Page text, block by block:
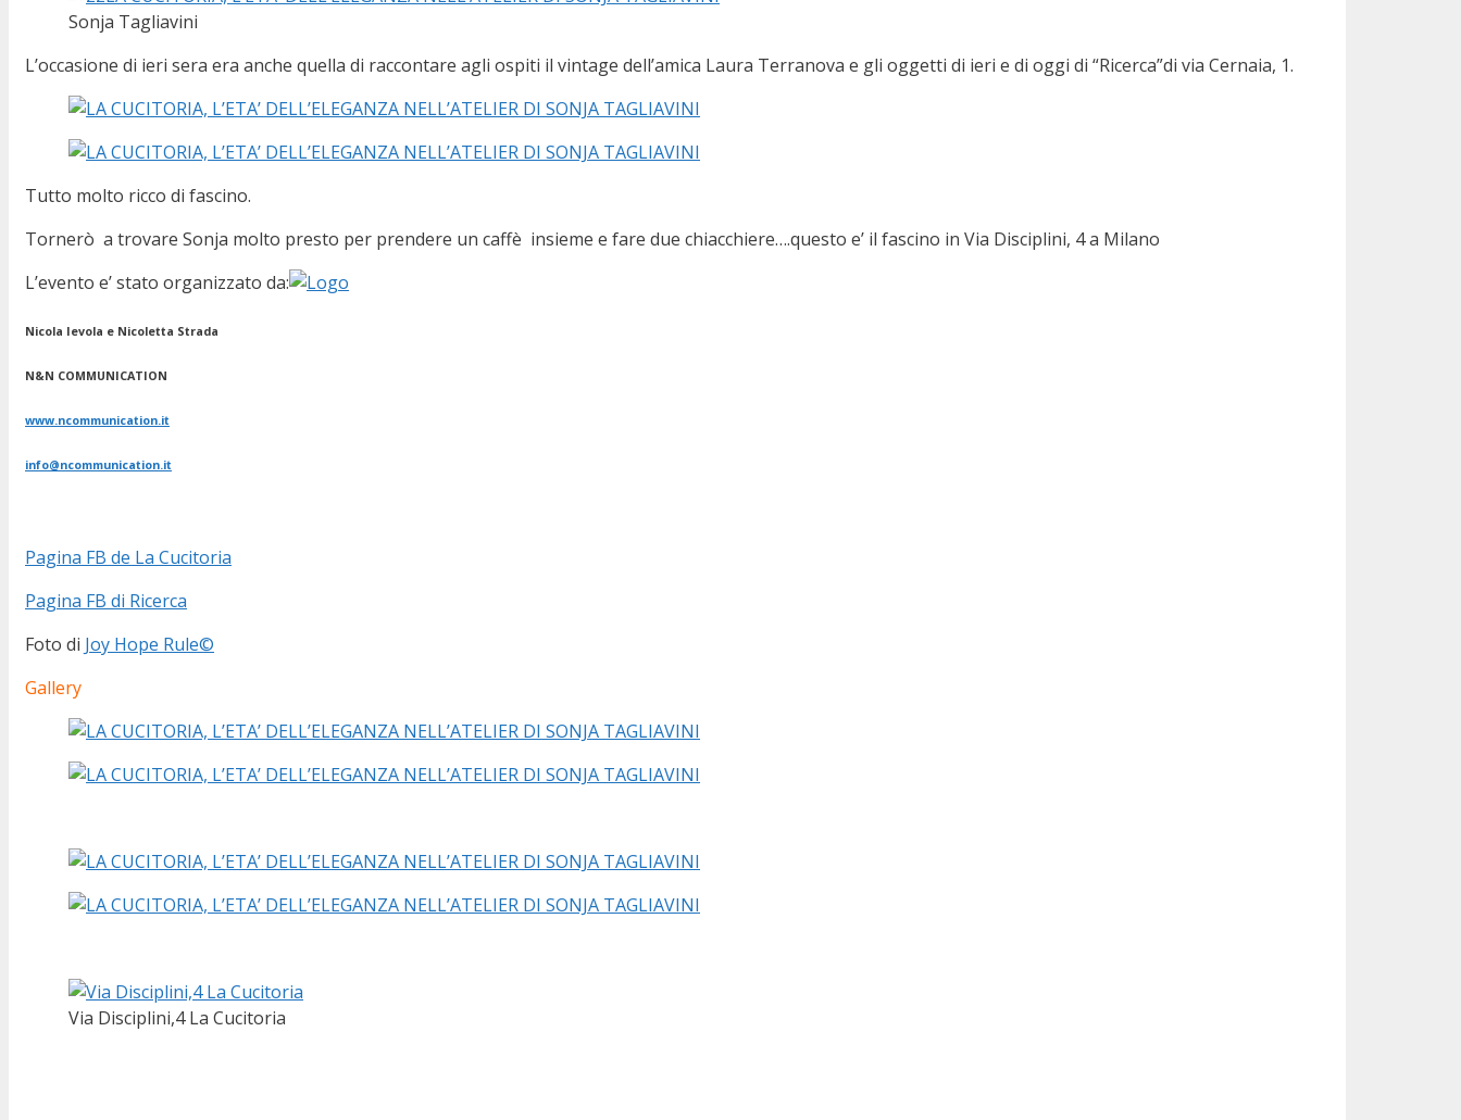
Sonja Tagliavini
L’occasione di ieri sera era anche quella di raccontare agli ospiti il vintage dell’amica Laura Terranova e gli oggetti di ieri e di oggi di “Ricerca”di via Cernaia, 1.
Tutto molto ricco di fascino.
Tornerò a trovare Sonja molto presto per prendere un caffè insieme e fare due chiacchiere….questo e’ il fascino in Via Disciplini, 4 a Milano
L’evento e’ stato organizzato da:
Nicola Ievola e Nicoletta Strada
N&N COMMUNICATION
www.ncommunication.it
info@ncommunication.it
Pagina FB de La Cucitoria
Pagina FB di Ricerca
Foto di Joy Hope Rule©
Gallery
Via Disciplini,4 La Cucitoria